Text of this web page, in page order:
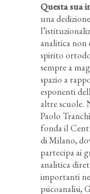
Questa sua
una
analitica non
spirito
sempre a
spazio a
esponenti
altre scuole.
Paolo
fonda il
di Milano,
partecipa ai
analitica
importanti
psicoanalisi,